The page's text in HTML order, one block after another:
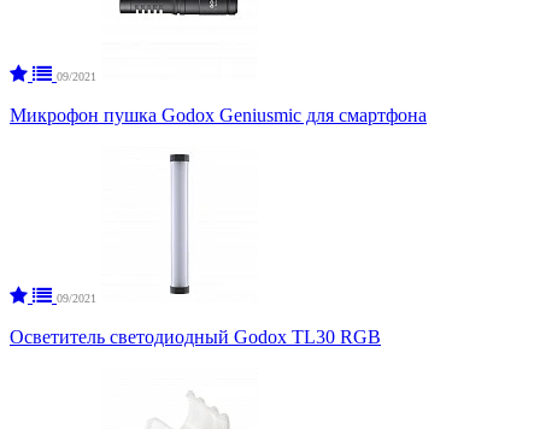
09/2021
Микрофон пушка Godox Geniusmic для смартфона
09/2021
Осветитель светодиодный Godox TL30 RGB